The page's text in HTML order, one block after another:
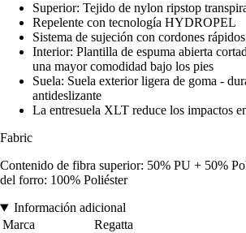
Superior: Tejido de nylon ripstop
Repelente con tecnología HYDROPEL
Sistema de sujeción con cordones rápidos
Interior: Plantilla de espuma abierta
una mayor comodidad bajo los pies
Suela: Suela exterior ligera de goma -
antideslizante
La entresuela XLT reduce los impactos
Fabric
Contenido de fibra superior: 50% PU + 50%
del forro: 100% Poliéster
Información adicional
Marca
Regatta